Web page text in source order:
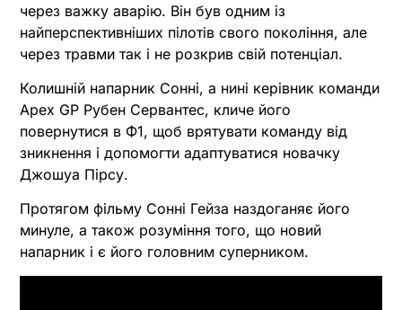
через важку аварію. Він був одним із
найперспективніших пілотів свого покоління, але
через травми так і не розкрив свій потенціал.
Колишній напарник Сонні, а нині керівник команди
Apex GP Рубен Сервантес, кличе його
повернутися в Ф1, щоб врятувати команду від
зникнення і допомогти адаптуватися новачку
Джошуа Пірсу.
Протягом фільму Сонні Гейза наздоганяє його
минуле, а також розуміння того, що новий
напарник і є його головним суперником.